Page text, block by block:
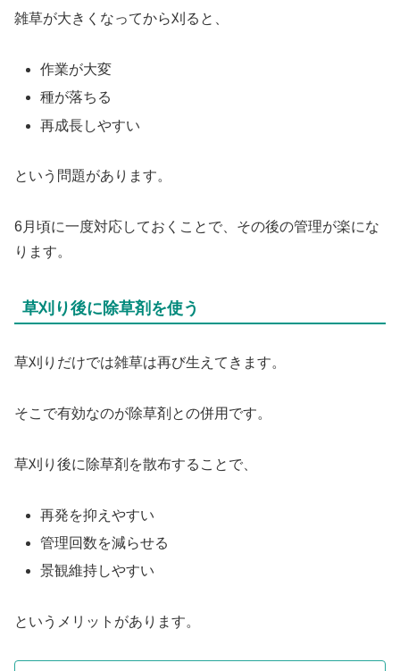
雑草が大きくなってから刈ると、
作業が大変
種が落ちる
再成長しやすい
という問題があります。
6月頃に一度対応しておくことで、その後の管理が楽にな
ります。
草刈り後に除草剤を使う
草刈りだけでは雑草は再び生えてきます。
そこで有効なのが除草剤との併用です。
草刈り後に除草剤を散布することで、
再発を抑えやすい
管理回数を減らせる
景観維持しやすい
というメリットがあります。